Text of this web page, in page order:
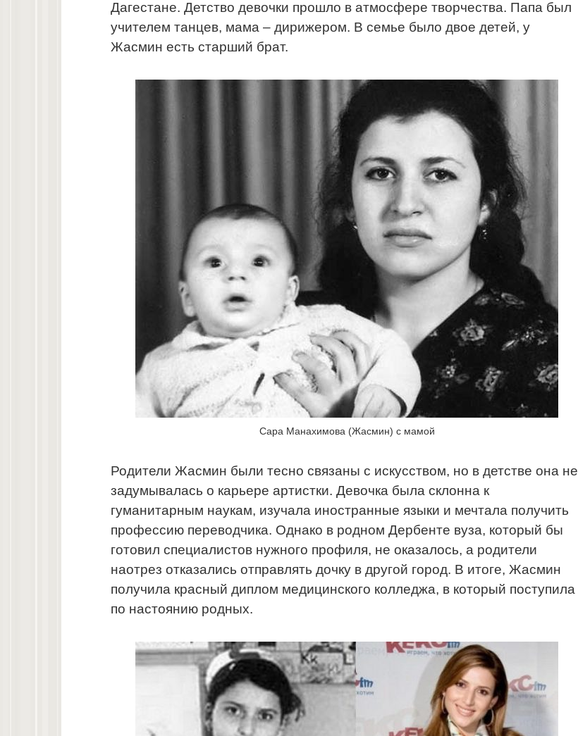
Дагестане. Детство девочки прошло в атмосфере творчества. Папа был
учителем танцев, мама – дирижером. В семье было двое детей, у
Жасмин есть старший брат.
Сара Манахимова (Жасмин) с мамой
Родители Жасмин были тесно связаны с искусством, но в детстве она не
задумывалась о карьере артистки. Девочка была склонна к
гуманитарным наукам, изучала иностранные языки и мечтала получить
профессию переводчика. Однако в родном Дербенте вуза, который бы
готовил специалистов нужного профиля, не оказалось, а родители
наотрез отказались отправлять дочку в другой город. В итоге, Жасмин
получила красный диплом медицинского колледжа, в который поступила
по настоянию родных.